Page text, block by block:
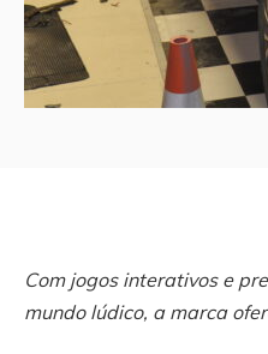
Com jogos interativos e
mundo lúdico, a marca